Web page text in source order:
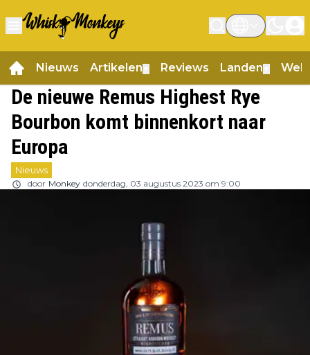
Nieuws Artikelen Reviews Landen
De nieuwe Remus Highest Rye
Bourbon komt binnenkort naar
Europa
Nieuws
door Monkey donderdag, 03 augustus 2023 om 9:00